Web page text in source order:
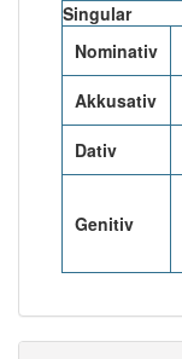
Singular
Nominativ
Akkusativ
Dativ
Genitiv